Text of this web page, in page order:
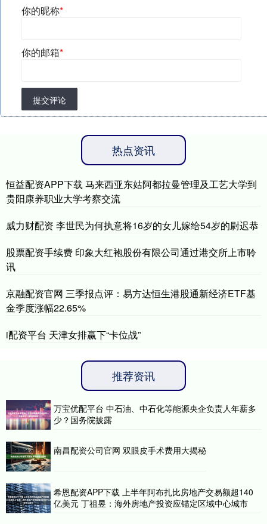
你的昵称*
你的邮箱*
提交评论
热点资讯
恒益配资APP下载 马来西亚东姑阿都拉曼管理及工艺大学到
贵阳康养职业大学考察交流
威力财配资 李世民为何执意将16岁的女儿嫁给54岁的尉迟恭
股票配资手续费 印象大红袍股份有限公司通过港交所上市聆
讯
京融配资官网 三季报点评：易方达恒生港股通新经济ETF基
金季度涨幅22.65%
i配资平台 天津女排赢下“卡位战”
推荐资讯
万宝优配平台 中石油、中石化等能源央企负责人年薪多
少？国务院披露
南昌配资公司官网 双眼皮手术费用大揭秘
希恩配资APP下载 上半年阿布扎比房地产交易额超140
亿美元 丁祖昱：海外房地产投资应锚定区域中心城市